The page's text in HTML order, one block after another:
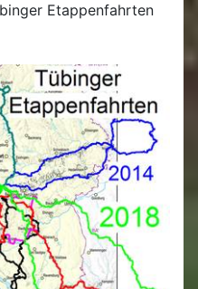
Etappenfahrten